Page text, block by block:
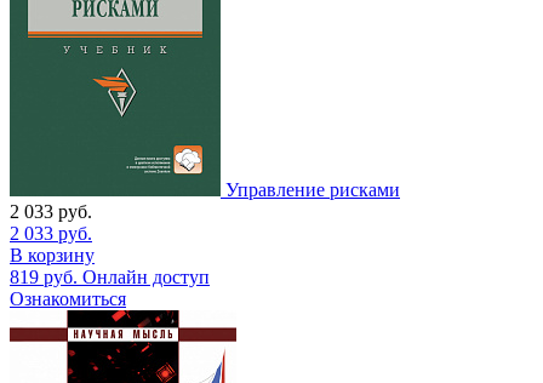
Управление рисками
2 033 руб.
2 033 руб.
В корзину
819 руб. Онлайн доступ
Ознакомиться